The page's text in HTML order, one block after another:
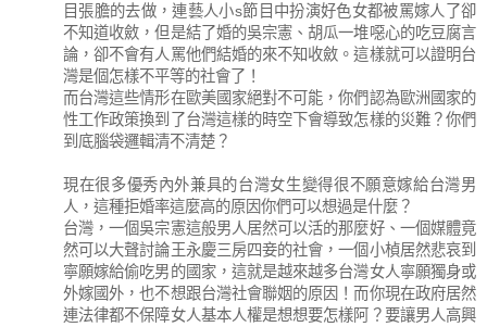
目張膽的去做，連藝人小s節目中扮演好色女都被罵嫁人了卻
不知道收斂，但是結了婚的吳宗憲、胡瓜一堆噁心的吃豆腐言
論，卻不會有人罵他們結婚的來不知收斂。這樣就可以證明台
灣是個怎樣不平等的社會了！
而台灣這些情形在歐美國家絕對不可能，你們認為歐洲國家的
性工作政策換到了台灣這樣的時空下會導致怎樣的災難？你們
到底腦袋邏輯清不清楚？
現在很多優秀內外兼具的台灣女生變得很不願意嫁給台灣男
人，這種拒婚率這麼高的原因你們可以想過是什麼？
台灣，一個吳宗憲這般男人居然可以活的那麼好、一個媒體竟
然可以大聲討論王永慶三房四妾的社會，一個小楨居然悲哀到
寧願嫁給偷吃男的國家，這就是越來越多台灣女人寧願獨身或
外嫁國外，也不想跟台灣社會聯姻的原因！而你現在政府居然
連法律都不保障女人基本人權是想想要怎樣阿？要讓男人高興